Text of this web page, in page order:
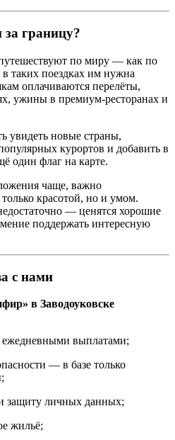
границу?
по миру — как по
таких поездках им нужна
оплачиваются перелёты,
ужины в премиум-ресторанах и
увидеть новые страны,
курортов и добавить в
один флаг на карте.
чаще, важно
красотой, но и умом.
— ценятся хорошие
поддержать интересную
с нами
в Заводоуковске
ежедневными выплатами;
— в базе только
защиту личных данных;
жильё;